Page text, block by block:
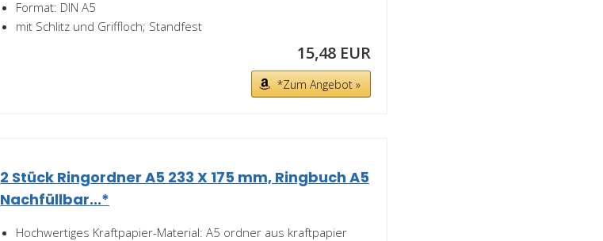
Format: DIN A5
mit Schlitz und Griffloch; Standfest
15,48 EUR
*Zum Angebot »
2 Stück Ringordner A5 233 X 175 mm, Ringbuch A5
Nachfüllbar...*
Hochwertiges Kraftpapier-Material: A5 ordner aus kraftpapier